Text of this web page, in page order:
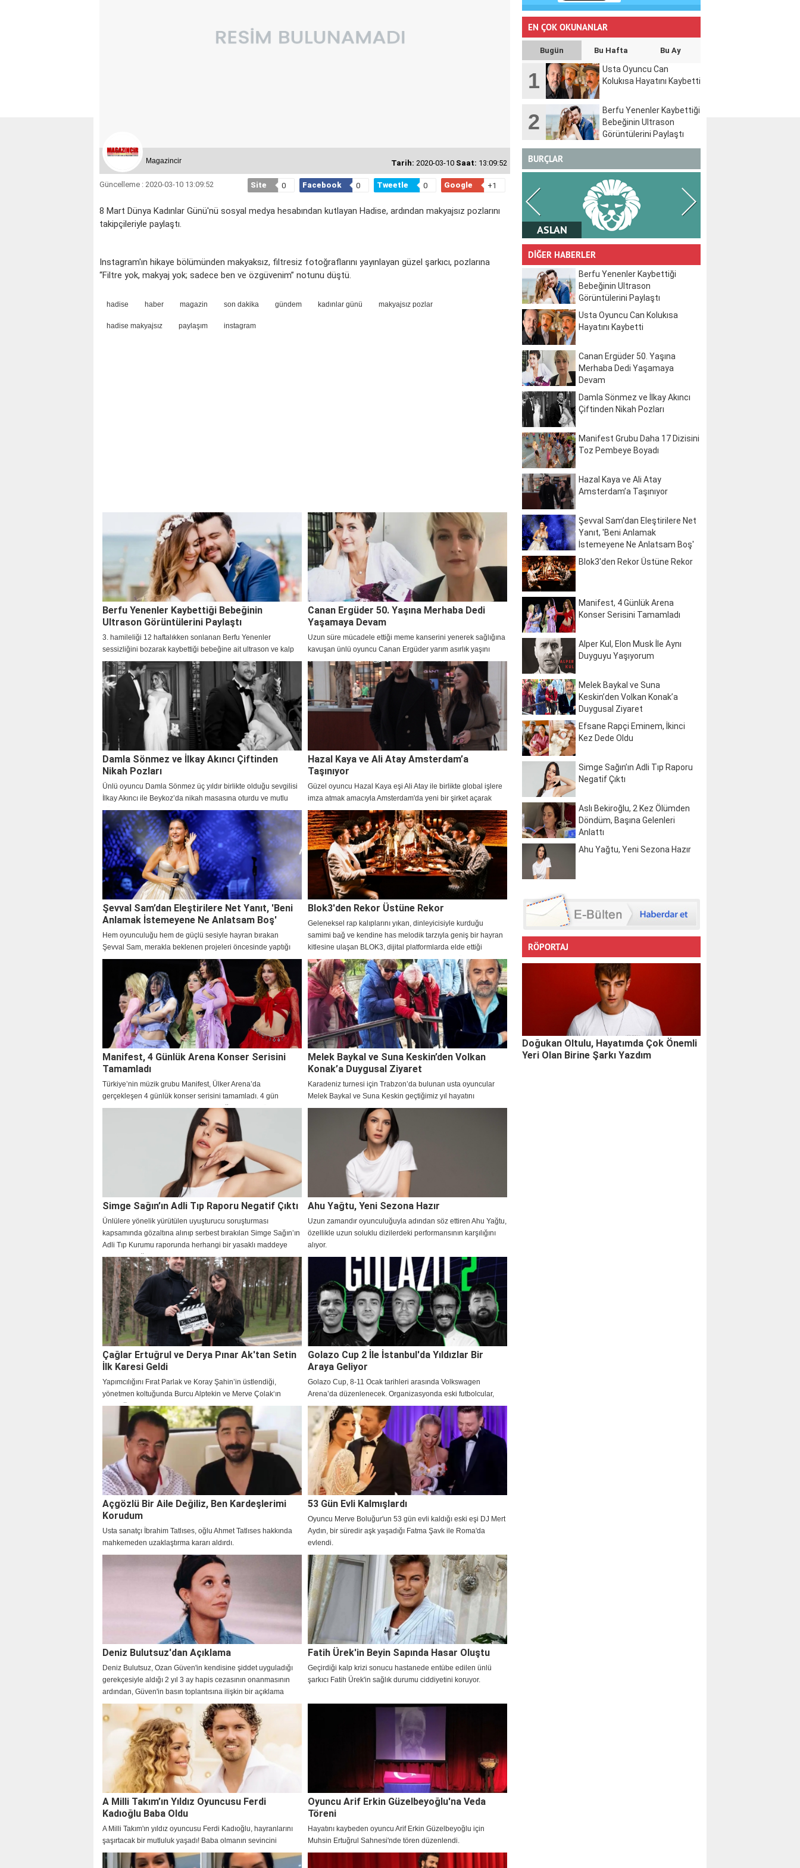
Magazincir Tarih: 2020-03-10 Saat: 13:09:52
Güncelleme : 2020-03-10 13:09:52 Site 0 Facebook 0 Tweetle 0 Google +1
8 Mart Dünya Kadınlar Günü'nü sosyal medya hesabından kutlayan Hadise, ardından makyajsız pozlarını
takipçileriyle paylaştı.
Instagram'ın hikaye bölümünden makyaksız, filtresiz fotoğraflarını yayınlayan güzel şarkıcı, pozlarına
“Filtre yok, makyaj yok; sadece ben ve özgüvenim” notunu düştü.
hadise haber magazin son dakika gündem kadınlar günü makyajsız pozlar
hadise makyajsız paylaşım instagram
Berfu Yenenler Kaybettiği Bebeğinin
Ultrason Görüntülerini Paylaştı
3. hamileliği 12 haftalıkken sonlanan Berfu Yenenler
sessizliğini bozarak kaybettiği bebeğine ait ultrason ve kalp
atışı görüntülerini takipçileriyle paylaştı.
Canan Ergüder 50. Yaşına Merhaba Dedi
Yaşamaya Devam
Uzun süre mücadele ettiği meme kanserini yenerek sağlığına
kavuşan ünlü oyuncu Canan Ergüder yarım asırlık yaşını
hayranlarıyla kutladı.
Damla Sönmez ve İlkay Akıncı Çiftinden
Nikah Pozları
Ünlü oyuncu Damla Sönmez üç yıldır birlikte olduğu sevgilisi
İlkay Akıncı ile Beykoz’da nikah masasına oturdu ve mutlu
günden yeni kareleri paylaştı.
Hazal Kaya ve Ali Atay Amsterdam’a
Taşınıyor
Güzel oyuncu Hazal Kaya eşi Ali Atay ile birlikte global işlere
imza atmak amacıyla Amsterdam'da yeni bir şirket açarak
taşınma kararı aldı.
Şevval Sam’dan Eleştirilere Net Yanıt, 'Beni
Anlamak İstemeyene Ne Anlatsam Boş'
Hem oyunculuğu hem de güçlü sesiyle hayran bırakan
Şevval Sam, merakla beklenen projeleri öncesinde yaptığı
samimi açıklamalarla dikkat çekti.
Blok3'den Rekor Üstüne Rekor
Geleneksel rap kalıplarını yıkan, dinleyicisiyle kurduğu
samimi bağ ve kendine has melodik tarzıyla geniş bir hayran
kitlesine ulaşan BLOK3, dijital platformlarda elde ettiği
milyonlarca dinlenmeyle müzik dünyasındaki yükselişini
sürdürüyor.
Manifest, 4 Günlük Arena Konser Serisini
Tamamladı
Türkiye’nin müzik grubu Manifest, Ülker Arena’da
gerçekleşen 4 günlük konser serisini tamamladı. 4 gün
boyunca 50 bini aşkın izleyicinin geldiği, dev prodüksiyonlu
konserlerde, dünya standartlarında bir şov yaşandı.
Melek Baykal ve Suna Keskin’den Volkan
Konak’a Duygusal Ziyaret
Karadeniz turnesi için Trabzon’da bulunan usta oyuncular
Melek Baykal ve Suna Keskin geçtiğimiz yıl hayatını
kaybeden sanatçı Volkan Konak’ı mezarı başında ziyaret
ederek dualar etti.
Simge Sağın’ın Adli Tıp Raporu Negatif Çıktı
Ünlülere yönelik yürütülen uyuşturucu soruşturması
kapsamında gözaltına alınıp serbest bırakılan Simge Sağın’ın
Adli Tıp Kurumu raporunda herhangi bir yasaklı maddeye
rastlanmadığı açıklandı.
Ahu Yağtu, Yeni Sezona Hazır
Uzun zamandır oyunculuğuyla adından söz ettiren Ahu Yağtu,
özellikle uzun soluklu dizilerdeki performansının karşılığını
alıyor.
Çağlar Ertuğrul ve Derya Pınar Ak'tan Setin
İlk Karesi Geldi
Yapımcılığını Fırat Parlak ve Koray Şahin’in üstlendiği,
yönetmen koltuğunda Burcu Alptekin ve Merve Çolak‘ın
oturduğu, çarpıcı karakterleri ve konusuyla şimdiden merak
uyandıran yeni dizi Çirkin’in çekimleri başladı.
Golazo Cup 2 İle İstanbul'da Yıldızlar Bir
Araya Geliyor
Golazo Cup, 8-11 Ocak tarihleri arasında Volkswagen
Arena’da düzenlenecek. Organizasyonda eski futbolcular,
sanat dünyasından isimler ve dijital yayıncılar yer alacak.
Açgözlü Bir Aile Değiliz, Ben Kardeşlerimi
Korudum
Usta sanatçı İbrahim Tatlıses, oğlu Ahmet Tatlıses hakkında
mahkemeden uzaklaştırma kararı aldırdı.
53 Gün Evli Kalmışlardı
Oyuncu Merve Boluğur'un 53 gün evli kaldığı eski eşi DJ Mert
Aydın, bir süredir aşk yaşadığı Fatma Şavk ile Roma'da
evlendi.
Deniz Bulutsuz'dan Açıklama
Deniz Bulutsuz, Ozan Güven'in kendisine şiddet uyguladığı
gerekçesiyle aldığı 2 yıl 3 ay hapis cezasının onanmasının
ardından, Güven'in basın toplantısına ilişkin bir açıklama
yaptı.
Fatih Ürek'in Beyin Sapında Hasar Oluştu
Geçirdiği kalp krizi sonucu hastanede entübe edilen ünlü
şarkıcı Fatih Ürek'in sağlık durumu ciddiyetini koruyor.
A Milli Takım’ın Yıldız Oyuncusu Ferdi
Kadıoğlu Baba Oldu
A Milli Takım'ın yıldız oyuncusu Ferdi Kadıoğlu, hayranlarını
şaşırtacak bir mutluluk yaşadı! Baba olmanın sevincini
yaşayan genç futbolcu ve nişanlısı Sera Vrij'in kızlarına
verdiği isim ise oldukça dikkat çekti! İşte detaylar…
Oyuncu Arif Erkin Güzelbeyoğlu'na Veda
Töreni
Hayatını kaybeden oyuncu Arif Erkin Güzelbeyoğlu için
Muhsin Ertuğrul Sahnesi'nde tören düzenlendi.
EN ÇOK OKUNANLAR
Bugün Bu Hafta Bu Ay
1
Usta Oyuncu Can
Kolukısa Hayatını Kaybetti
2
Berfu Yenenler Kaybettiği
Bebeğinin Ultrason
Görüntülerini Paylaştı
BURÇLAR
BAŞAK
DİĞER HABERLER
Berfu Yenenler Kaybettiği
Bebeğinin Ultrason
Görüntülerini Paylaştı
Usta Oyuncu Can Kolukısa
Hayatını Kaybetti
Canan Ergüder 50. Yaşına
Merhaba Dedi Yaşamaya
Devam
Damla Sönmez ve İlkay Akıncı
Çiftinden Nikah Pozları
Manifest Grubu Daha 17 Dizisini
Toz Pembeye Boyadı
Hazal Kaya ve Ali Atay
Amsterdam’a Taşınıyor
Şevval Sam’dan Eleştirilere Net
Yanıt, 'Beni Anlamak
İstemeyene Ne Anlatsam Boş'
Blok3'den Rekor Üstüne Rekor
Manifest, 4 Günlük Arena
Konser Serisini Tamamladı
Alper Kul, Elon Musk İle Aynı
Duyguyu Yaşıyorum
Melek Baykal ve Suna
Keskin’den Volkan Konak’a
Duygusal Ziyaret
Efsane Rapçi Eminem, İkinci
Kez Dede Oldu
Simge Sağın’ın Adli Tıp Raporu
Negatif Çıktı
Aslı Bekiroğlu, 2 Kez Ölümden
Döndüm, Başına Gelenleri
Anlattı
Ahu Yağtu, Yeni Sezona Hazır
RÖPORTAJ
Doğukan Oltulu, Hayatımda Çok Önemli
Yeri Olan Birine Şarkı Yazdım